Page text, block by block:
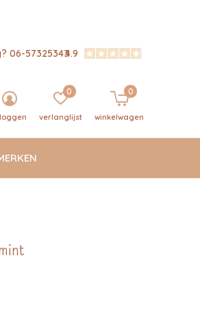
verlanglijst
0
winkelwagen
0
06-573253434.9